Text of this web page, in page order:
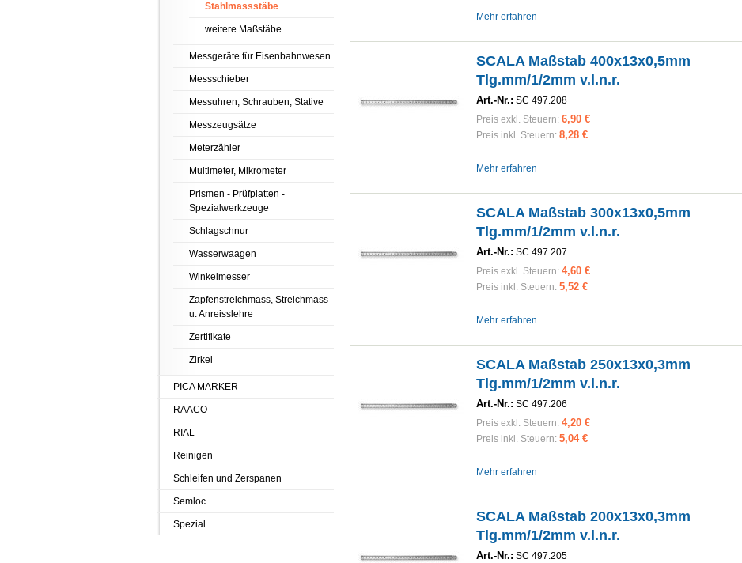
Mehr erfahren
SCALA Maßstab 400x13x0,5mm
Tlg.mm/1/2mm v.l.n.r.
Art.-Nr.: SC 497.208
Preis exkl. Steuern: 6,90 €
Preis inkl. Steuern: 8,28 €
Mehr erfahren
SCALA Maßstab 300x13x0,5mm
Tlg.mm/1/2mm v.l.n.r.
Art.-Nr.: SC 497.207
Preis exkl. Steuern: 4,60 €
Preis inkl. Steuern: 5,52 €
Mehr erfahren
SCALA Maßstab 250x13x0,3mm
Tlg.mm/1/2mm v.l.n.r.
Art.-Nr.: SC 497.206
Preis exkl. Steuern: 4,20 €
Preis inkl. Steuern: 5,04 €
Mehr erfahren
SCALA Maßstab 200x13x0,3mm
Tlg.mm/1/2mm v.l.n.r.
Art.-Nr.: SC 497.205
Stahlmassstäbe
weitere Maßstäbe
Messgeräte für Eisenbahnwesen
Messschieber
Messuhren, Schrauben, Stative
Messzeugsätze
Meterzähler
Multimeter, Mikrometer
Prismen - Prüfplatten -
Spezialwerkzeuge
Schlagschnur
Wasserwaagen
Winkelmesser
Zapfenstreichmass, Streichmass
u. Anreisslehre
Zertifikate
Zirkel
PICA MARKER
RAACO
RIAL
Reinigen
Schleifen und Zerspanen
Semloc
Spezial